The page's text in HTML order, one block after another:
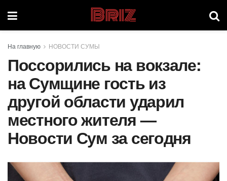
Briz
На главную НОВОСТИ СУМЫ
Поссорились на вокзале:
на Сумщине гость из
другой области ударил
местного жителя —
Новости Сум за сегодня